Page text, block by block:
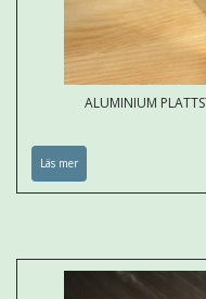
ALUMINIUM
Läs mer